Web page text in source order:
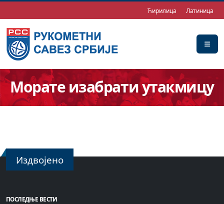
Ћирилица Латиница
Морате изабрати утакмицу
Издвојено
ПОСЛЕДЊЕ ВЕСТИ